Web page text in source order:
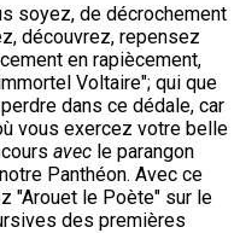
soyez, de décrochement
découvrez, repensez
en rapiècement,
Voltaire"; qui que
dans ce dédale, car
vous exercez votre belle
avec le parangon
Panthéon. Avec ce
"Arouet le Poète" sur le
des premières